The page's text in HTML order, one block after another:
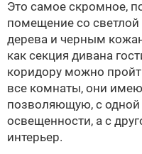
Это самое скромное,
помещение со
дерева и черным
как секция дивана
коридору можно
все комнаты, они
позволяющую, с одной
освещенности, а с
интерьер.